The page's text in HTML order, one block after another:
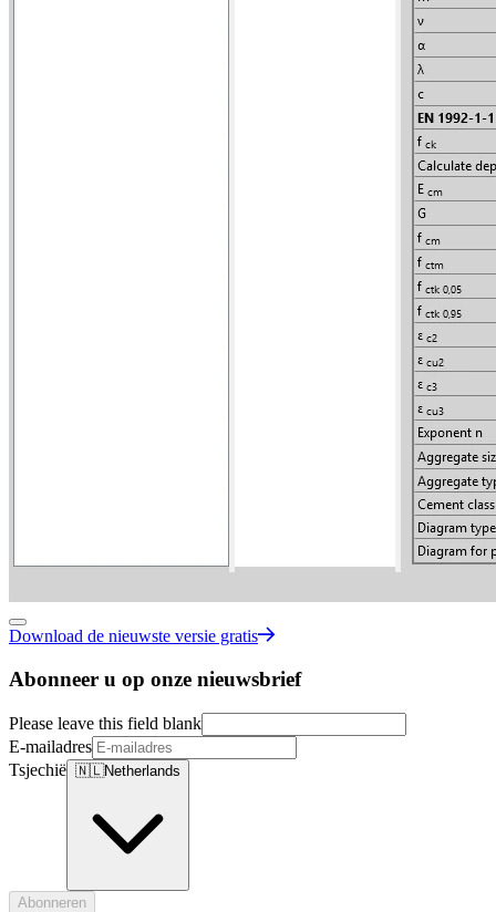
Download de nieuwste versie gratis
Abonneer u op onze nieuwsbrief
Please leave this field blank
E-mailadres
Tsjechië 🇳🇱Netherlands
Abonneren